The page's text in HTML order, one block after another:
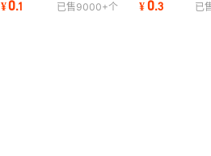
盒搭扣木盒
¥0.1 已售9000+个
暗扣 挂扣
¥0.3 已